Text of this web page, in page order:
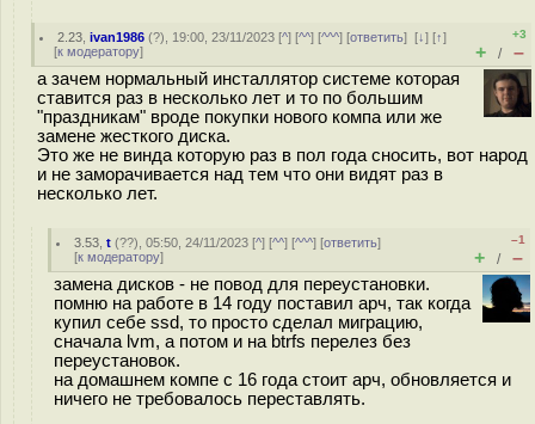
2.23 ,ivan1986 (?), 19:00, 23/11/2023 [^] [^^] [^^^] [ответить][↓] [↑]
[к модератору]
+3
+ / –
а зачем нормальный инсталлятор системе которая
ставится раз в несколько лет и то по большим
"праздникам" вроде покупки нового компа или же
замене жесткого диска.
Это же не винда которую раз в пол года сносить, вот народ
и не заморачивается над тем что они видят раз в
несколько лет.
3.53 ,t (??), 05:50, 24/11/2023 [^] [^^] [^^^] [ответить]
[к модератору]
–1
+ / –
замена дисков - не повод для переустановки.
помню на работе в 14 году поставил арч, так когда
купил себе ssd, то просто сделал миграцию,
сначала lvm, а потом и на btrfs перелез без
переустановок.
на домашнем компе с 16 года стоит арч, обновляется и
ничего не требовалось переставлять.